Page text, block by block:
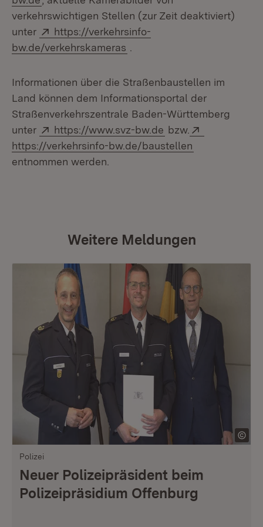
verkehrswichtigen Stellen (zur Zeit deaktiviert)
unter
Extern:
https://verkehrsinfo-
bw.de/verkehrskameras
Informationen über die Straßenbaustellen im
Land können dem Informationsportal der
Straßenverkehrszentrale Baden-Württemberg
unter
Extern:
https://www.svz-bw.de (Öffnet in neuem
bzw.
https://verkehrsinfo-bw.de/baustellen
entnommen werden.
Weitere Meldungen
Polizei
Neuer Polizeipräsident beim
Polizeipräsidium Offenburg